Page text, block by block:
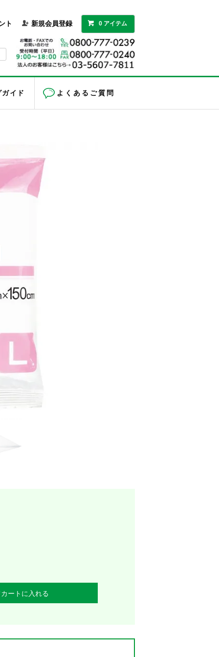
ト 新規会員登録 0 アイテム
イド よくあるご質問
カートに入れる